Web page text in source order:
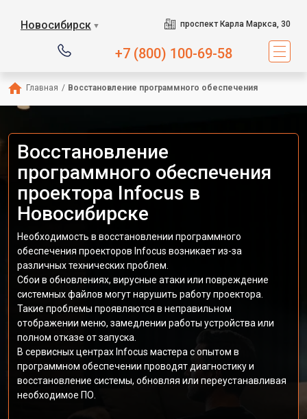
Новосибирск ▼ проспект Карла Маркса, 30
+7 (800) 100-69-58
Главная / Восстановление программного обеспечения
Восстановление
программного обеспечения
проектора Infocus в
Новосибирске
Необходимость в восстановлении программного
обеспечения проекторов Infocus возникает из-за
различных технических проблем.
Сбои в обновлениях, вирусные атаки или повреждение
системных файлов могут нарушить работу проектора.
Такие проблемы проявляются в неправильном
отображении меню, замедлении работы устройства или
полном отказе от запуска.
В сервисных центрах Infocus мастера с опытом в
программном обеспечении проводят диагностику и
восстановление системы, обновляя или переустанавливая
необходимое ПО.